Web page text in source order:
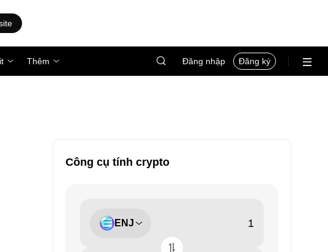
Thêm Đăng nhập Đăng ký
Công cụ tính crypto
ENJ